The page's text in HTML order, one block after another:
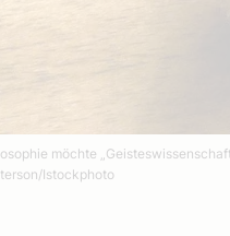
möchte
Istockphoto